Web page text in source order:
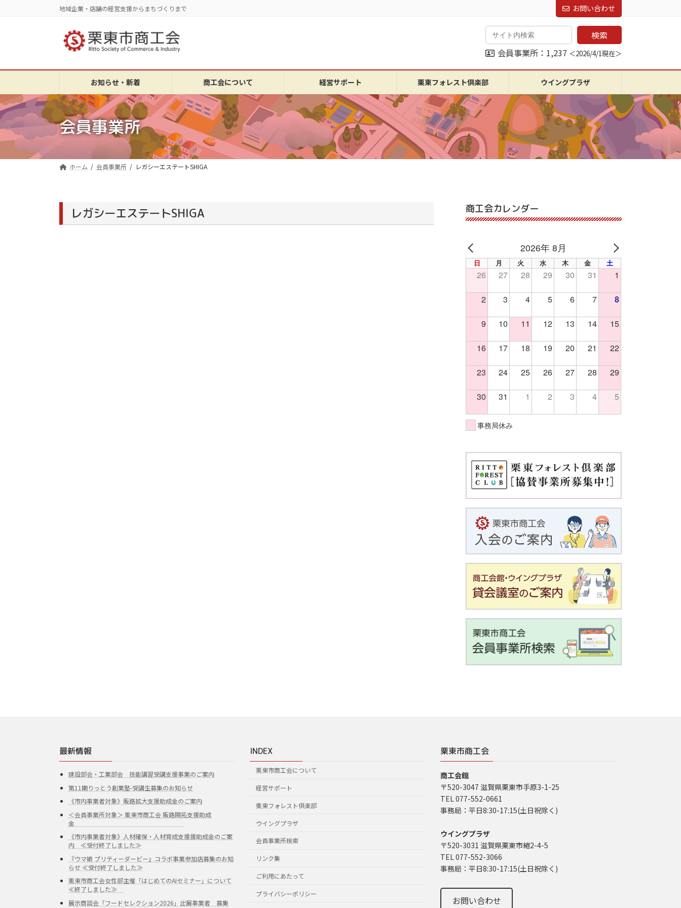
へ
ッ
プ
ョ
移
動
地域企業・店舗の経営支援からまちづくりまで お問い合わせ
検索
会員事業所：1,237 ＜2026/4/1現在＞
お知らせ・新着 商工会について 経営サポート 栗東フォレスト倶楽部 ウイングプラザ
会員事業所
ホーム 会員事業所 レガシーエステートSHIGA
レガシーエステートSHIGA 商工会カレンダー
PREV
2026年 8月
NEXT
日 月 火 水 木 金 土
26 27 28 29 30 31 1
2 3 4 5 6 7 8
9 10 11 12 13 14 15
16 17 18 19 20 21 22
23 24 25 26 27 28 29
30 31 1 2 3 4 5
事務局休み
最新情報
建設部会・工業部会 技能講習受講支援事業のご案内
第11期りっとう創業塾-受講生募集のお知らせ
《市内事業者対象》販路拡大支援助成金のご案内
＜会員事業所対象＞ 栗東市商工会 販路開拓支援助成
金
《市内事業者対象》人材確保・人材育成支援援助成金のご案
内 ≪受付終了しました≫
『ウマ娘 プリティーダービー』コラボ事業参加店募集のお知
らせ ≪受付終了しました≫
栗東市商工会女性部主催「はじめてのAIセミナー」について
≪終了しました≫
展示商談会「フードセレクション2026」出展事業者 募集
INDEX
栗東市商工会について
経営サポート
栗東フォレスト倶楽部
ウイングプラザ
会員事業所検索
リンク集
ご利用にあたって
プライバシーポリシー
栗東市商工会
商工会館
〒520-3047 滋賀県栗東市手原3-1-25
TEL 077-552-0661
事務局：平日8:30-17:15(土日祝除く)
ウイングプラザ
〒520-3031 滋賀県栗東市綣2-4-5
TEL 077-552-3066
事務局：平日8:30-17:15(土日祝除く)
お問い合わせ